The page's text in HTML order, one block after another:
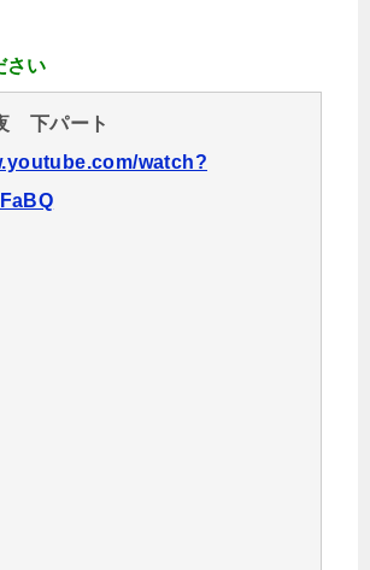
さい
下パート
watch?